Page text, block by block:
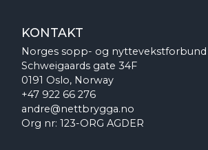
KONTAKT
Norges sopp- og nyttevekstforbund
Schweigaards gate 34F
0191 Oslo, Norway
+47 922 66 276
andre@nettbrygga.no
Org nr: 123-ORG AGDER